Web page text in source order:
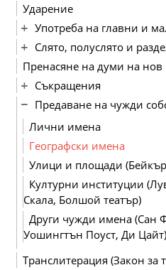
Ударение
Употреба на главни и
Слято, полуслято и
Пренасяне на думи на нов
Съкращения
Предаване на чужди
Лични имена
Географски имена
Улици и площади
Културни институции
Скала, Болшой театър)
Други чужди имена (Сан
Уошингтън Поуст, Ди Цайт)
Транслитерация (Закон за